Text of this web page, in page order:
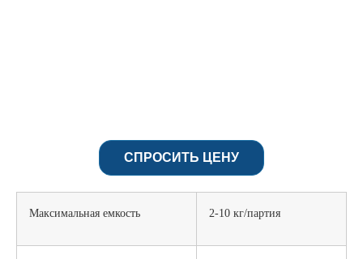
СПРОСИТЬ ЦЕНУ
Максимальная емкость 2-10 кг/партия